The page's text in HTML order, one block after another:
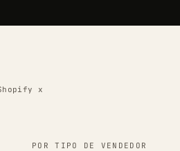
x
POR TIPO DE VENDEDOR